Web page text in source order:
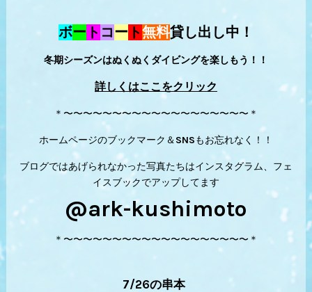
ボー ト コー ト無料貸し出し中！
冬期シーズンはぬくぬくダイビングを楽しもう！！
詳しくはここをクリック
＊〜〜〜〜〜〜〜〜〜〜〜〜〜〜〜〜〜〜〜＊
ホームページのブックマーク＆SNSもお忘れなく！！
ブログではあげられなかった写真たちはインスタグラム、フェ
イスブックでアップしてます
@ark-kushimoto
＊〜〜〜〜〜〜〜〜〜〜〜〜〜〜〜〜〜〜〜＊
7/26の串本